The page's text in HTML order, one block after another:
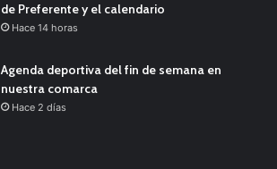
de Preferente y el calendario
Hace 14 horas
Agenda deportiva del fin de semana en
nuestra comarca
Hace 2 días